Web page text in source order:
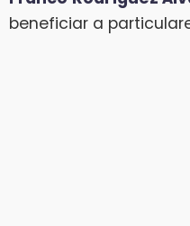
beneficiar a